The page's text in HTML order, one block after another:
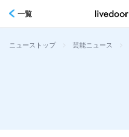
一覧
ニューストップ > 芸能ニュース >